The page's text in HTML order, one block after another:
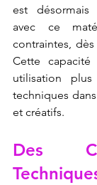
est désormais
avec ce
contraintes,
Cette
utilisation
techniques
et créatifs.
Des